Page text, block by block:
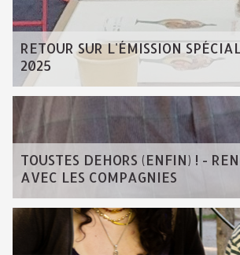
RETOUR SUR L'ÉMISSION
2025
TOUSTES DEHORS (ENFIN) ! -
AVEC LES COMPAGNIES